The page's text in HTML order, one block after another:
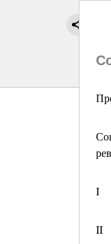
I
II